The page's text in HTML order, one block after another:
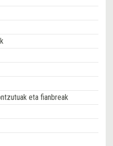
eta fianbreak